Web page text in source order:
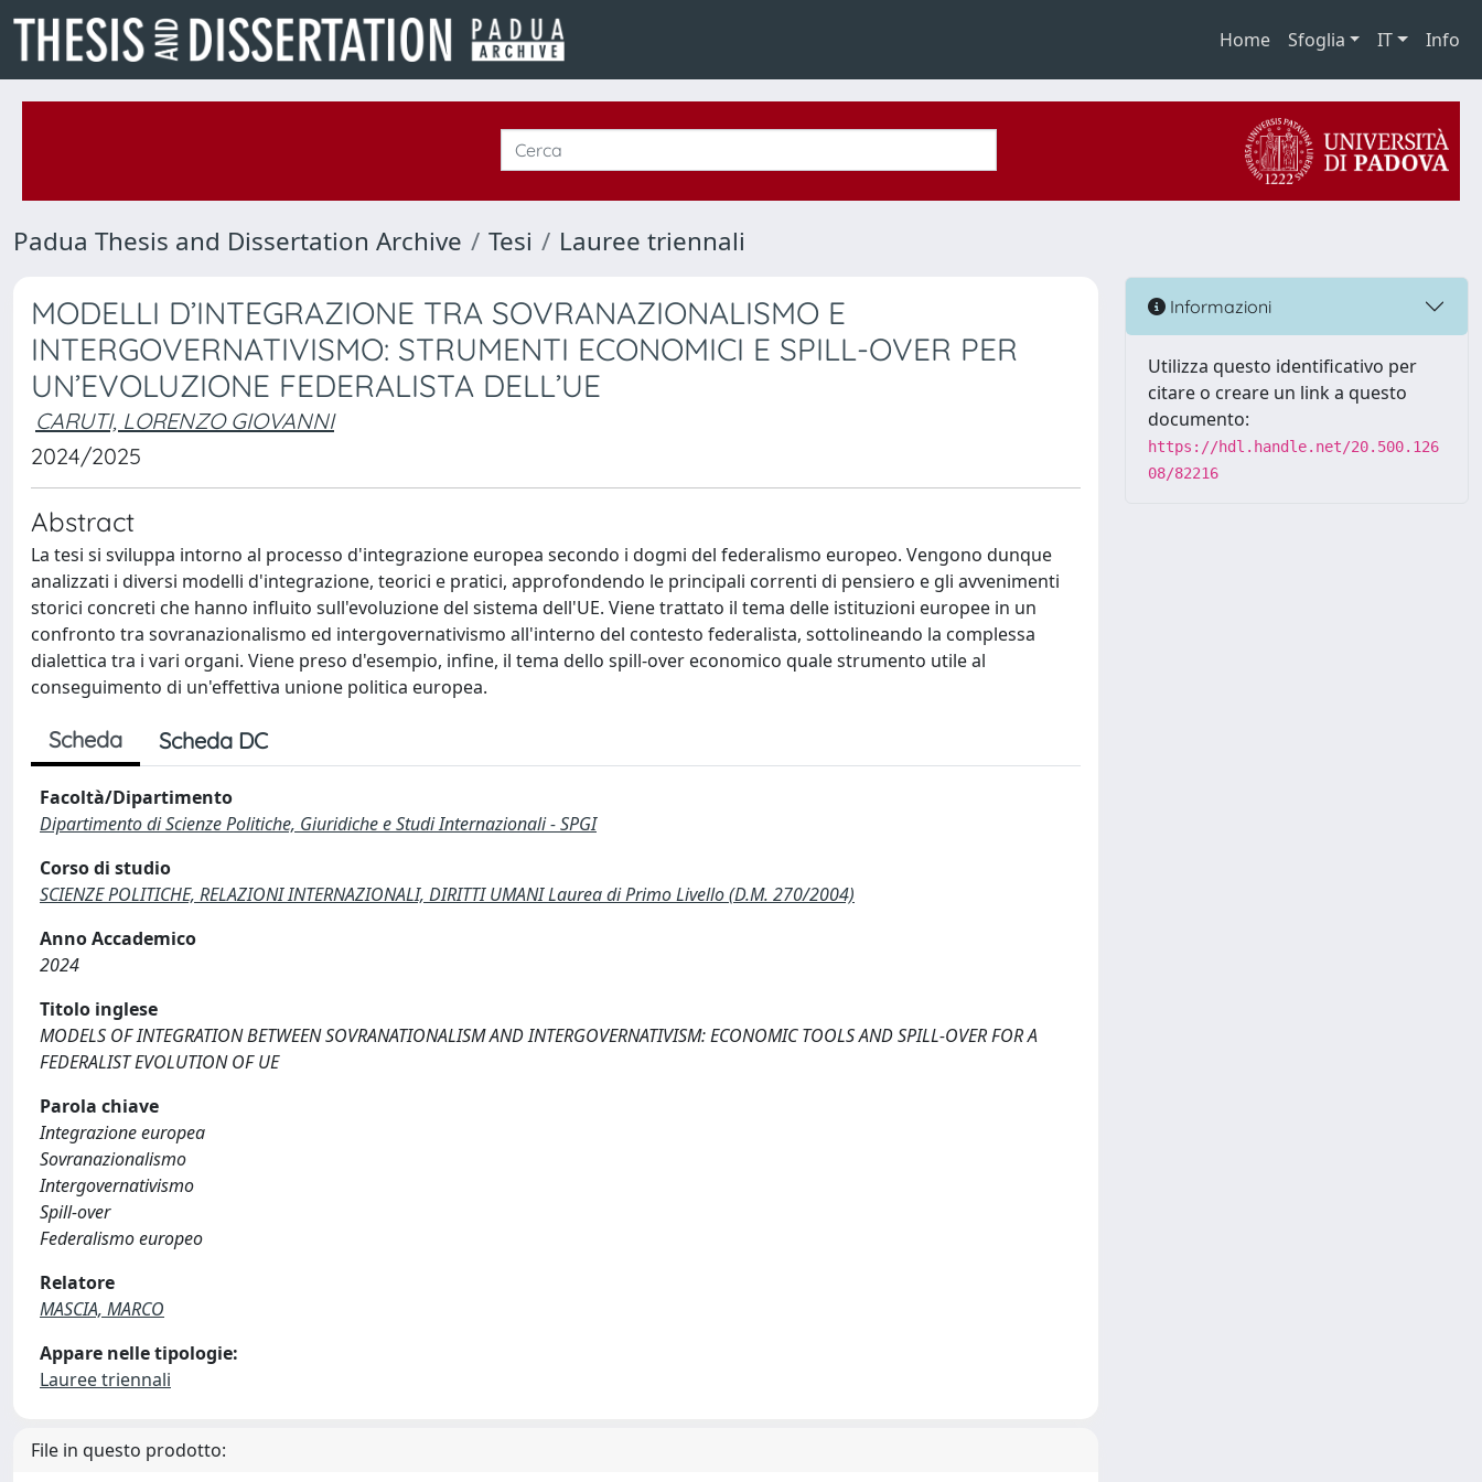
Home Sfoglia IT Info
Padua Thesis and Dissertation Archive Tesi Lauree triennali
MODELLI D’INTEGRAZIONE TRA SOVRANAZIONALISMO E
INTERGOVERNATIVISMO: STRUMENTI ECONOMICI E SPILL-OVER PER
UN’EVOLUZIONE FEDERALISTA DELL’UE
CARUTI, LORENZO GIOVANNI
2024/2025
Abstract
La tesi si sviluppa intorno al processo d'integrazione europea secondo i dogmi del federalismo europeo. Vengono dunque
analizzati i diversi modelli d'integrazione, teorici e pratici, approfondendo le principali correnti di pensiero e gli avvenimenti
storici concreti che hanno influito sull'evoluzione del sistema dell'UE. Viene trattato il tema delle istituzioni europee in un
confronto tra sovranazionalismo ed intergovernativismo all'interno del contesto federalista, sottolineando la complessa
dialettica tra i vari organi. Viene preso d'esempio, infine, il tema dello spill-over economico quale strumento utile al
conseguimento di un'effettiva unione politica europea.
Scheda Scheda DC
Facoltà/Dipartimento
Dipartimento di Scienze Politiche, Giuridiche e Studi Internazionali - SPGI
Corso di studio
SCIENZE POLITICHE, RELAZIONI INTERNAZIONALI, DIRITTI UMANI Laurea di Primo Livello (D.M. 270/2004)
Anno Accademico
2024
Titolo inglese
MODELS OF INTEGRATION BETWEEN SOVRANATIONALISM AND INTERGOVERNATIVISM: ECONOMIC TOOLS AND SPILL-OVER FOR A
FEDERALIST EVOLUTION OF UE
Parola chiave
Integrazione europea
Sovranazionalismo
Intergovernativismo
Spill-over
Federalismo europeo
Relatore
MASCIA, MARCO
Appare nelle tipologie:
Lauree triennali
File in questo prodotto:
Informazioni
Utilizza questo identificativo per
citare o creare un link a questo
documento:
https://hdl.handle.net/20.500.126
08/82216